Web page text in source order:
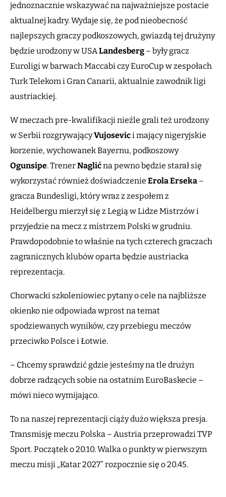
jednoznacznie wskazywać na najważniejsze postacie
aktualnej kadry. Wydaje się, że pod nieobecność
najlepszych graczy podkoszowych, gwiazdą tej drużyny
będzie urodzony w USALandesberg – były gracz
Euroligi w barwach Maccabi czy EuroCup w zespołach
Turk Telekom i Gran Canarii, aktualnie zawodnik ligi
austriackiej.
W meczach pre-kwalifikacji nieźle grali też urodzony
w Serbii rozgrywającyVujosevici mający nigeryjskie
korzenie, wychowanek Bayernu, podkoszowy
Ogunsipe. TrenerNaglićna pewno będzie starał się
wykorzystać również doświadczenie ErolaErseka –
gracza Bundesligi, który wraz z zespołem z
Heidelbergu mierzył się z Legią w Lidze Mistrzów i
przyjedzie na mecz z mistrzem Polski w grudniu.
Prawdopodobnie to właśnie na tych czterech graczach
zagranicznych klubów oparta będzie austriacka
reprezentacja.
Chorwacki szkoleniowiec pytany o cele na najbliższe
okienko nie odpowiada wprost na temat
spodziewanych wyników, czy przebiegu meczów
przeciwko Polsce i Łotwie.
– Chcemy sprawdzić gdzie jesteśmy na tle drużyn
dobrze radzących sobie na ostatnim EuroBaskecie –
mówi nieco wymijająco.
To na naszej reprezentacji ciąży dużo większa presja.
Transmisję meczu Polska – Austria przeprowadzi TVP
Sport. Początek o 20.10. Walka o punkty w pierwszym
meczu misji „Katar 2027” rozpocznie się o 20.45.